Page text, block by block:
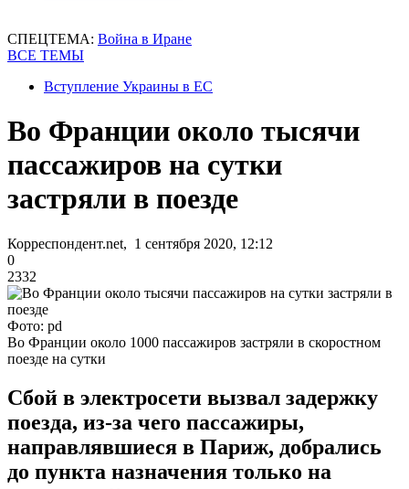
СПЕЦТЕМА: Война в Иране
ВСЕ ТЕМЫ
Вступление Украины в ЕС
Во Франции около тысячи
пассажиров на сутки
застряли в поезде
Корреспондент.net, 1 сентября 2020, 12:12
0
2332
Фото: pd
Во Франции около 1000 пассажиров застряли в скоростном
поезде на сутки
Сбой в электросети вызвал задержку
поезда, из-за чего пассажиры,
направлявшиеся в Париж, добрались
до пункта назначения только на